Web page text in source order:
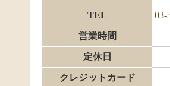
TEL 03-
営業時間
定休日
クレジットカード